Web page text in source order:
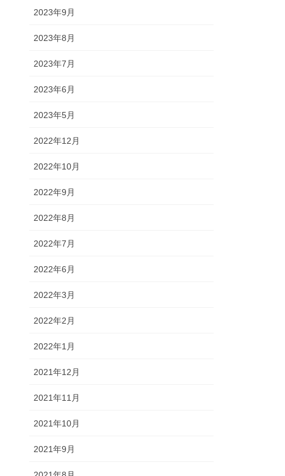
2023年9月
2023年8月
2023年7月
2023年6月
2023年5月
2022年12月
2022年10月
2022年9月
2022年8月
2022年7月
2022年6月
2022年3月
2022年2月
2022年1月
2021年12月
2021年11月
2021年10月
2021年9月